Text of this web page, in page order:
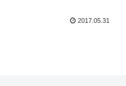
2017.05.31